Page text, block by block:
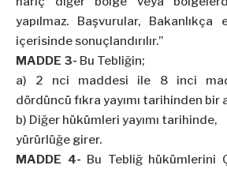
yapılmaz. Başvurular,
içerisinde sonuçlandırılır.”
MADDE 3- Bu Tebliğin;
a) 2 nci maddesi ile 8 inci
dördüncü fıkra yayımı tarihinden bir
b) Diğer hükümleri yayımı tarihinde,
yürürlüğe girer.
MADDE 4- Bu Tebliğ hükümlerini